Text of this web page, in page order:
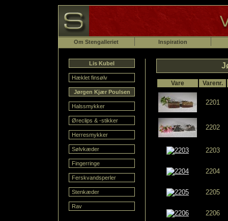
Om Stengalleriet Inspiration
Lis Kubel
Hæklet finsølv
Jørgen Kjær Poulsen
Halssmykker
Øreclips & -stikker
Herresmykker
Sølvkæder
Fingerringe
Ferskvandsperler
Stenkæder
Rav
Vare Varenr.
2201
2202
2203
2204
2205
2206